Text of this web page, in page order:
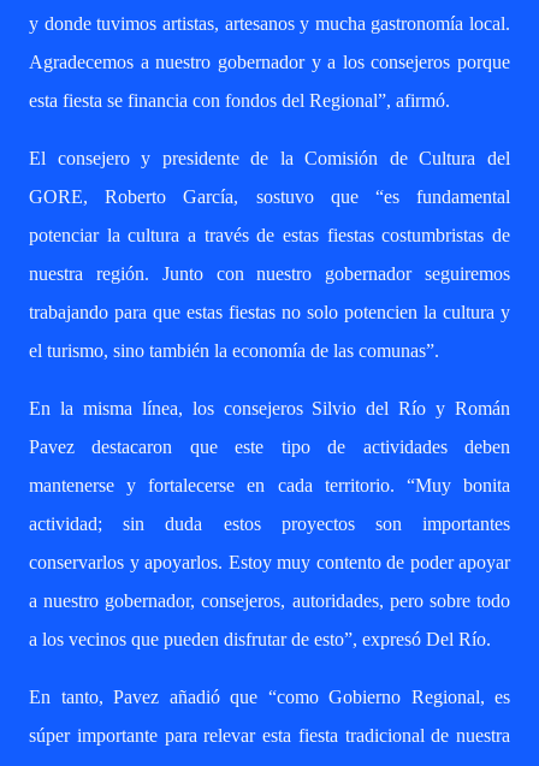
y donde tuvimos artistas, artesanos y mucha gastronomía local.
Agradecemos a nuestro gobernador y a los consejeros porque
esta fiesta se financia con fondos del Regional”, afirmó.
El consejero y presidente de la Comisión de Cultura del
GORE, Roberto García, sostuvo que “es fundamental
potenciar la cultura a través de estas fiestas costumbristas de
nuestra región. Junto con nuestro gobernador seguiremos
trabajando para que estas fiestas no solo potencien la cultura y
el turismo, sino también la economía de las comunas”.
En la misma línea, los consejeros Silvio del Río y Román
Pavez destacaron que este tipo de actividades deben
mantenerse y fortalecerse en cada territorio. “Muy bonita
actividad; sin duda estos proyectos son importantes
conservarlos y apoyarlos. Estoy muy contento de poder apoyar
a nuestro gobernador, consejeros, autoridades, pero sobre todo
a los vecinos que pueden disfrutar de esto”, expresó Del Río.
En tanto, Pavez añadió que “como Gobierno Regional, es
súper importante para relevar esta fiesta tradicional de nuestra